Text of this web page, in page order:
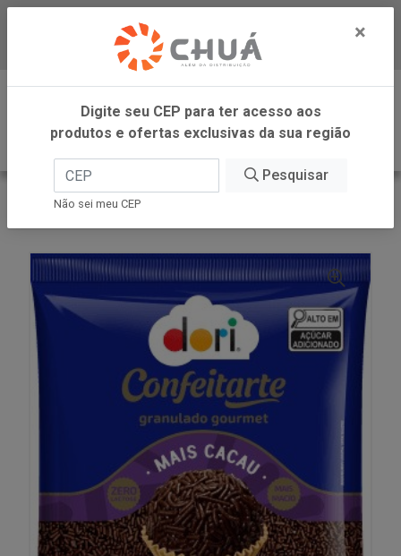
Baixe já nosso APP
0
INÍCIO
DORI - ATACADO
×
Digite seu CEP para ter acesso aos
produtos e ofertas exclusivas da sua região
Pesquisar
Não sei meu CEP